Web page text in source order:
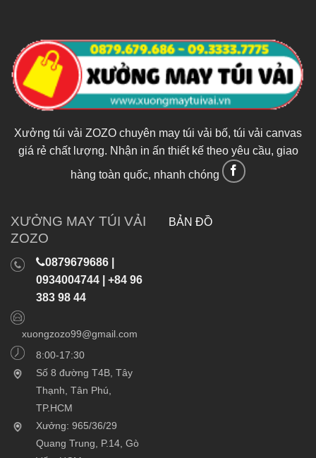
Xưởng túi vải ZOZO chuyên may túi vải bố, túi vải canvas
giá rẻ chất lượng. Nhận in ấn thiết kế theo yêu cầu, giao
hàng toàn quốc, nhanh chóng
XƯỞNG MAY TÚI VẢI
ZOZO
0879679686 |
0934004744 | +84 96
383 98 44
xuongzozo99@gmail.com
8:00-17:30
Số 8 đường T4B, Tây
Thạnh, Tân Phú,
TP.HCM
Xưởng: 965/36/29
Quang Trung, P.14, Gò
BẢN ĐỒ